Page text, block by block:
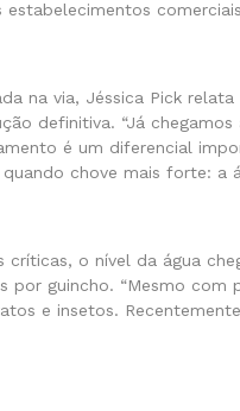
estabelecimentos
na via, Jéssica Pick
definitiva. “Já
é um diferencial
chove mais forte: a
críticas, o nível da água
por guincho. “Mesmo com
e insetos.